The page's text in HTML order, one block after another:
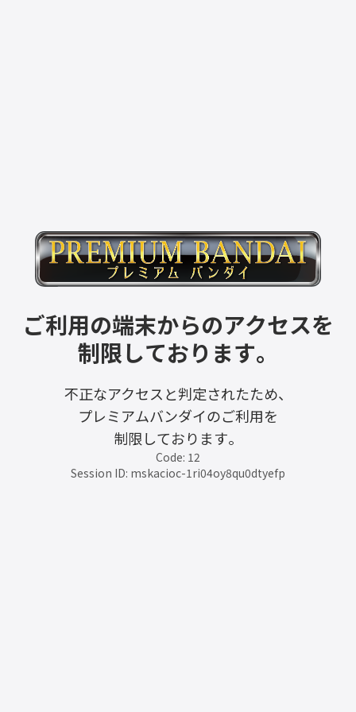
ご利用の端末からのアクセスを
制限しております。
不正なアクセスと判定されたため、
プレミアムバンダイのご利用を
制限しております。
Code: 12
Session ID: mskacioc-1ri04oy8qu0dtyefp